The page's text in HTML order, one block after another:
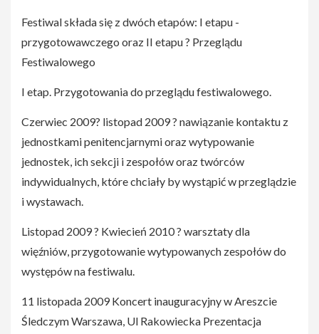
Festiwal składa się z dwóch etapów: I etapu -
przygotowawczego oraz II etapu ? Przeglądu
Festiwalowego
I etap. Przygotowania do przeglądu festiwalowego.
Czerwiec 2009? listopad 2009 ? nawiązanie kontaktu z
jednostkami penitencjarnymi oraz wytypowanie
jednostek, ich sekcji i zespołów oraz twórców
indywidualnych, które chciały by wystąpić w przeglądzie
i wystawach.
Listopad 2009 ? Kwiecień 2010 ? warsztaty dla
więźniów, przygotowanie wytypowanych zespołów do
występów na festiwalu.
11 listopada 2009 Koncert inauguracyjny w Areszcie
Śledczym Warszawa, Ul Rakowiecka Prezentacja